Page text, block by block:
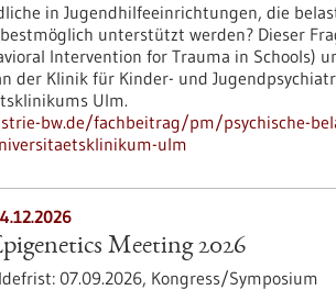
in Jugendhilfeeinrichtungen, die
unterstützt werden? Dieser
Intervention for Trauma in Schools)
der Klinik für Kinder-​ und
Ulm.
bw.de/fachbeitrag/pm/psychische-
ulm
Meeting 2026
07.09.2026, Kongress/Symposium